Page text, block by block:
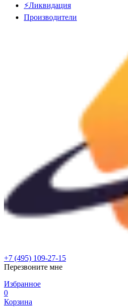
⚡Ликвидация
Производители
+7 (495) 109-27-15
Перезвоните мне
Избранное
0
Корзина